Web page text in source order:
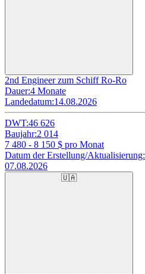
2nd Engineer zum Schiff Ro-Ro
Dauer:4 Monate
Landedatum:14.08.2026
DWT:46 626
Baujahr:2 014
7 480 - 8 150 $ pro Monat
Datum der Erstellung/Aktualisierung:
07.08.2026
🇺🇦